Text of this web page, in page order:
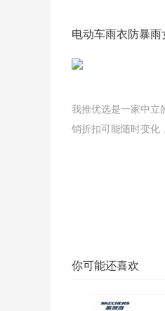
电动车雨衣防暴雨
我推优选是一家中立
销折扣可能随时变化
你可能还喜欢